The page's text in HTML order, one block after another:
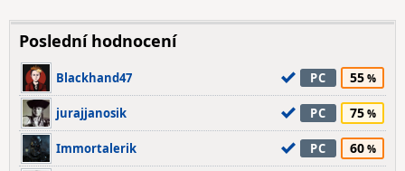
Poslední hodnocení
Blackhand47 PC 55
jurajjanosik PC 75
Immortalerik PC 60